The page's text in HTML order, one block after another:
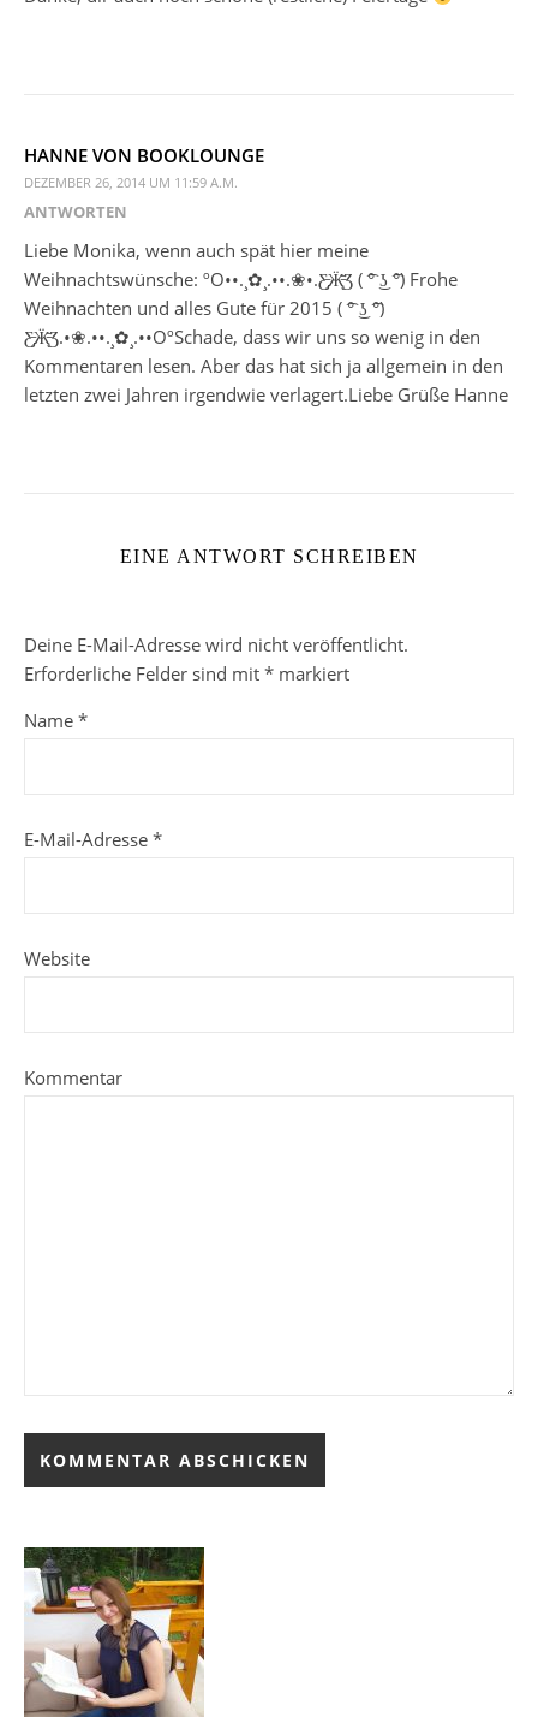
HANNE VON BOOKLOUNGE
DEZEMBER 26, 2014 UM 11:59 A.M.
ANTWORTEN
Liebe Monika, wenn auch spät hier meine
Weihnachtswünsche: ºO••.¸✿¸.••.❀•.Ƹ̵̡Ӝ̵̨̄Ʒ ( ͡° ͜ʖ ͡°) Frohe
Weihnachten und alles Gute für 2015 ( ͡° ͜ʖ ͡°)
Ƹ̵̡Ӝ̵̨̄Ʒ.•❀.••.¸✿¸.••OºSchade, dass wir uns so wenig in den
Kommentaren lesen. Aber das hat sich ja allgemein in den
letzten zwei Jahren irgendwie verlagert.Liebe Grüße Hanne
EINE ANTWORT SCHREIBEN
Deine E-Mail-Adresse wird nicht veröffentlicht.
Erforderliche Felder sind mit * markiert
Name *
E-Mail-Adresse *
Website
Kommentar